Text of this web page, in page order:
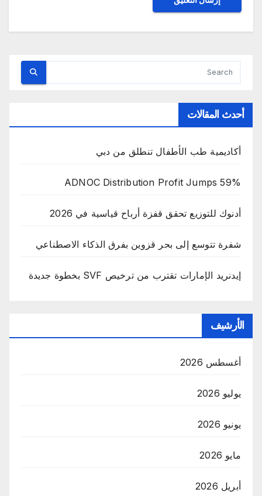
أحدث المقالات
أكاديمية طب الأطفال تنطلق من دبي
ADNOC Distribution Profit Jumps 59%
أدنوك للتوزيع تحقق قفزة أرباح قياسية في 2026
شفرة تتوسع إلى بحر قزوين بفرق الذكاء الاصطناعي
إيدنريد الإمارات تقترب من ترخيص SVF بخطوة جديدة
الأرشيف
أغسطس 2026
يوليو 2026
يونيو 2026
مايو 2026
أبريل 2026